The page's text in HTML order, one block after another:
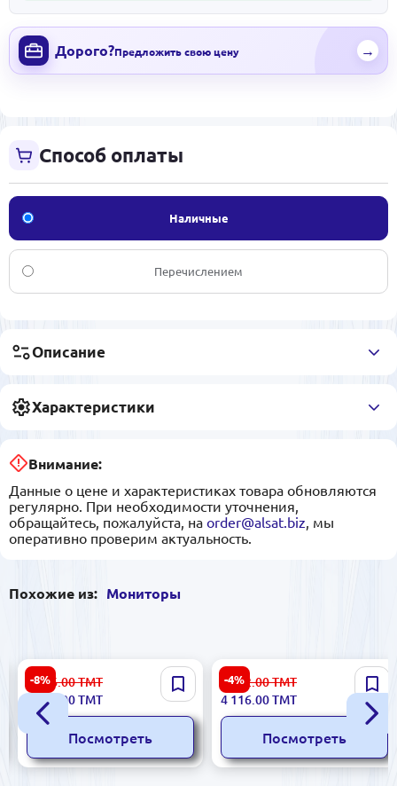
Дорого?Предложить свою цену →
Способ оплаты
Наличные
Перечислением
Описание
Характеристики
Внимание:
Данные о цене и характеристиках товара обновляются
регулярно. При необходимости уточнения,
обращайтесь, пожалуйста, на order@alsat.biz , мы
оперативно проверим актуальность.
Похожие из: Мониторы
-8%
PHILIPS LCD241V8W |
Монитор 23,8" IPS
1920x1080 75Гц
2 036.00ТМТ
1 853.00ТМТ
Посмотреть
-4%
Samsung Odyssey G5 G53F
27 | Игровой монитор
4 322.00ТМТ
4 116.00ТМТ
Посмотреть